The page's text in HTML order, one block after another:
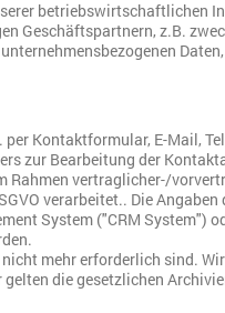
betriebswirtschaftlichen
Geschäftspartnern, z.B.
Kontaktformular, E-Mail,
zur Bearbeitung der
Rahmen vertraglicher-/
verarbeitet.. Die Angaben
System ("CRM System")
mehr erforderlich sind.
die gesetzlichen